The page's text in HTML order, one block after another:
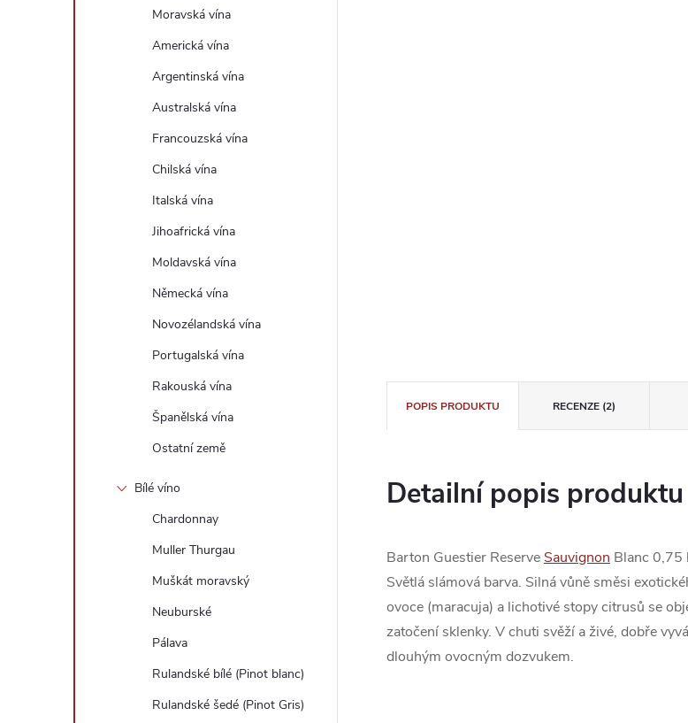
Moravská vína
Americká vína
Argentinská vína
Australská vína
Francouzská vína
Chilská vína
Italská vína
Jihoafrická vína
Moldavská vína
Německá vína
Novozélandská vína
Portugalská vína
Rakouská vína
Španělská vína
Ostatní země
Bílé víno
Chardonnay
Muller Thurgau
Muškát moravský
Neuburské
Pálava
Rulandské bílé (Pinot blanc)
Rulandské šedé (Pinot Gris)
POPIS PRODUKTU RECENZE (2)
Detailní popis produktu
Barton Guestier Reserve Sauvignon Blanc 0,75
Světlá slámová barva. Silná vůně směsi
ovoce (maracuja) a lichotivé stopy citrusů se
zatočení sklenky. V chuti svěží a živé, dobře
dlouhým ovocným dozvukem.